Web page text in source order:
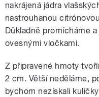
nakrájená jádra
nastrouhanou
Důkladně promícháme
ovesnými vločkami.
Z připravené hmoty
2 cm. Větší neděláme,
bychom nezískali